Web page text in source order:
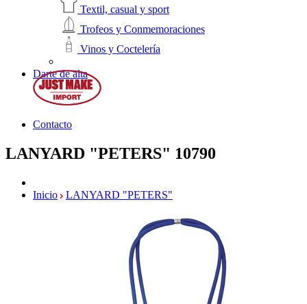
Textil, casual y sport
Trofeos y Conmemoraciones
Vinos y Coctelería
Darte de alta
Contacto
LANYARD "PETERS" 10790
Inicio LANYARD "PETERS"